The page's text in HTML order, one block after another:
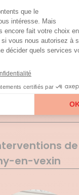
et
d'oise)
lès-
en-vexin